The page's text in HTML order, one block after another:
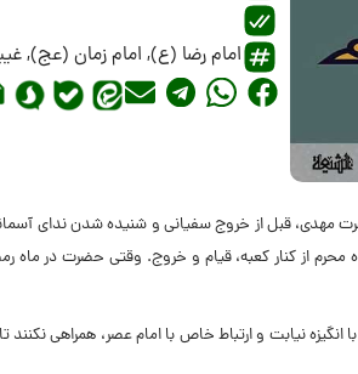
امام رضا (ع), امام زمان (عج),
مهدی، قبل از خروج سفیانی و شنیده شدن ندای
از کنار کعبه، قیام و خروج. وقتی حضرت در ماه
انگیزه نیابت و ارتباط خاص با امام عصر، همراهی